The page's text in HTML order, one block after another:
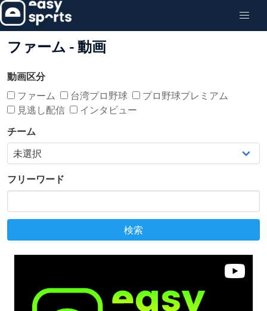
ファーム - 動画
動画区分
ファーム
台湾プロ野球
プロ野球プレミアム
見逃し配信
インタビュー
チーム
フリーワード
検索